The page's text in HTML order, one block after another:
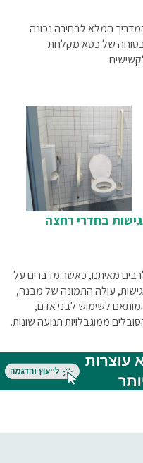
המלא לבחירה נכונה
של כסא מקלחת
בחדרי רחצה
מאיתנו, כאשר מדברים על
עולה התמונה של מבנה,
לשימוש לבני אדם,
ממוגבלויות תנועה שונות.
בכיסאות גלגלים, אבל
נסתכל בצורה רחבה יותר על
הנגישות,נגיע למסקנה